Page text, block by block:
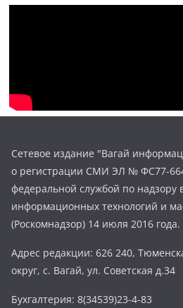
Сетевое издание "Вагай
о регистрации СМИ ЭЛ № ФС77-
федеральной службой по надзору
информационных технологий и
(Роскомнадзор) 14 июля 2016 года.
Адрес редакции: 626 240,
округ, с. Вагай, ул. Советская д.34
Бухгалтерия: 8(34539)23-4-83